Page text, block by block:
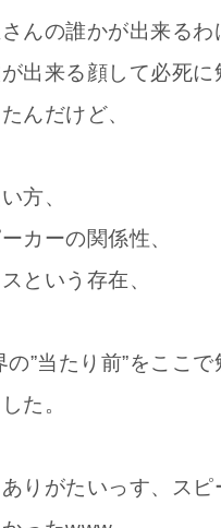
んの誰かが出来るわ
出来る顔して必死に
んだけど、
方、
カーの関係性、
という存在、
”当たり前”をここで
た。
りがたいっす、スピ